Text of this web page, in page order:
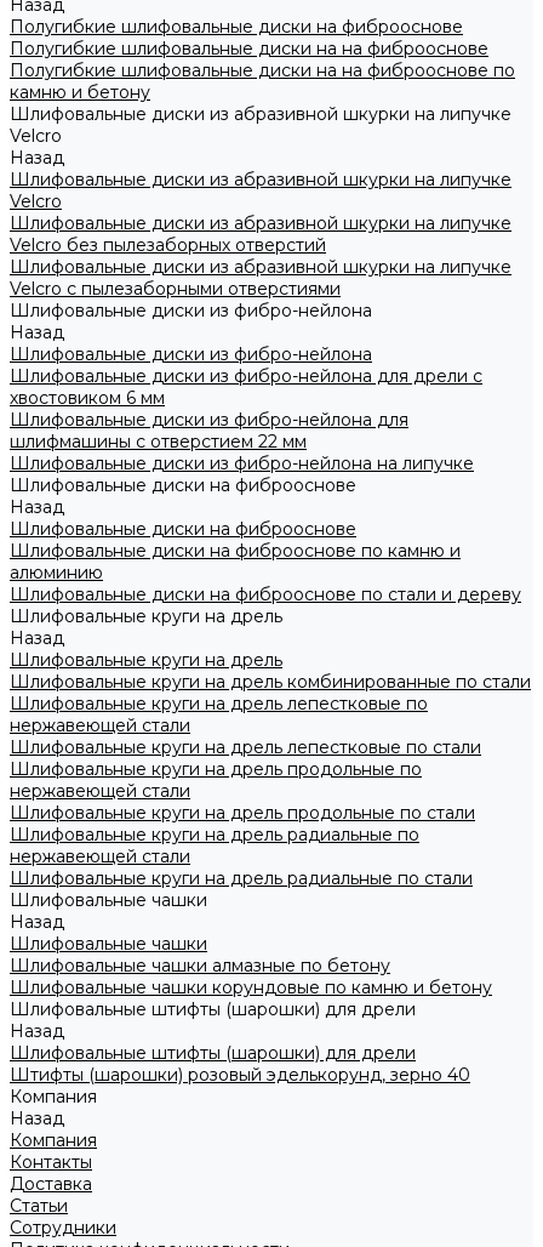
Назад
Полугибкие шлифовальные диски на фиброоснове
Полугибкие шлифовальные диски на на фиброоснове
Полугибкие шлифовальные диски на на фиброоснове по
камню и бетону
Шлифовальные диски из абразивной шкурки на липучке
Velcro
Назад
Шлифовальные диски из абразивной шкурки на липучке
Velcro
Шлифовальные диски из абразивной шкурки на липучке
Velcro без пылезаборных отверстий
Шлифовальные диски из абразивной шкурки на липучке
Velcro с пылезаборными отверстиями
Шлифовальные диски из фибро-нейлона
Назад
Шлифовальные диски из фибро-нейлона
Шлифовальные диски из фибро-нейлона для дрели с
хвостовиком 6 мм
Шлифовальные диски из фибро-нейлона для
шлифмашины с отверстием 22 мм
Шлифовальные диски из фибро-нейлона на липучке
Шлифовальные диски на фиброоснове
Назад
Шлифовальные диски на фиброоснове
Шлифовальные диски на фиброоснове по камню и
алюминию
Шлифовальные диски на фиброоснове по стали и дереву
Шлифовальные круги на дрель
Назад
Шлифовальные круги на дрель
Шлифовальные круги на дрель комбинированные по стали
Шлифовальные круги на дрель лепестковые по
нержавеющей стали
Шлифовальные круги на дрель лепестковые по стали
Шлифовальные круги на дрель продольные по
нержавеющей стали
Шлифовальные круги на дрель продольные по стали
Шлифовальные круги на дрель радиальные по
нержавеющей стали
Шлифовальные круги на дрель радиальные по стали
Шлифовальные чашки
Назад
Шлифовальные чашки
Шлифовальные чашки алмазные по бетону
Шлифовальные чашки корундовые по камню и бетону
Шлифовальные штифты (шарошки) для дрели
Назад
Шлифовальные штифты (шарошки) для дрели
Штифты (шарошки) розовый эделькорунд, зерно 40
Компания
Назад
Компания
Контакты
Доставка
Статьи
Сотрудники